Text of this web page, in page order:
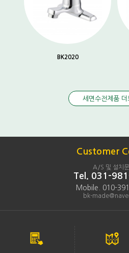
BK2020
세면수전제품
Customer
A/S 및 설치문
Tel. 031-
Mobile. 010-
bk-